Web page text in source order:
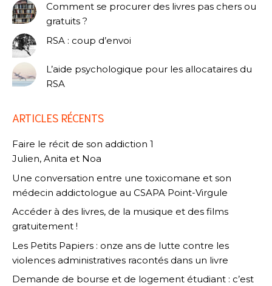
Comment se procurer des livres pas chers ou
gratuits ?
RSA : coup d’envoi
L’aide psychologique pour les allocataires du
RSA
ARTICLES RÉCENTS
Faire le récit de son addiction 1
Julien, Anita et Noa
Une conversation entre une toxicomane et son
médecin addictologue au CSAPA Point-Virgule
Accéder à des livres, de la musique et des films
gratuitement !
Les Petits Papiers : onze ans de lutte contre les
violences administratives racontés dans un livre
Demande de bourse et de logement étudiant : c’est